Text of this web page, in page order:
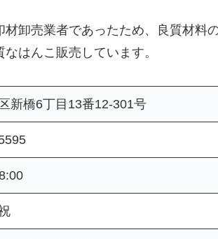
材卸売業者であったため、良質材料
はんこ販売しています。
新橋6丁目13番12-301号